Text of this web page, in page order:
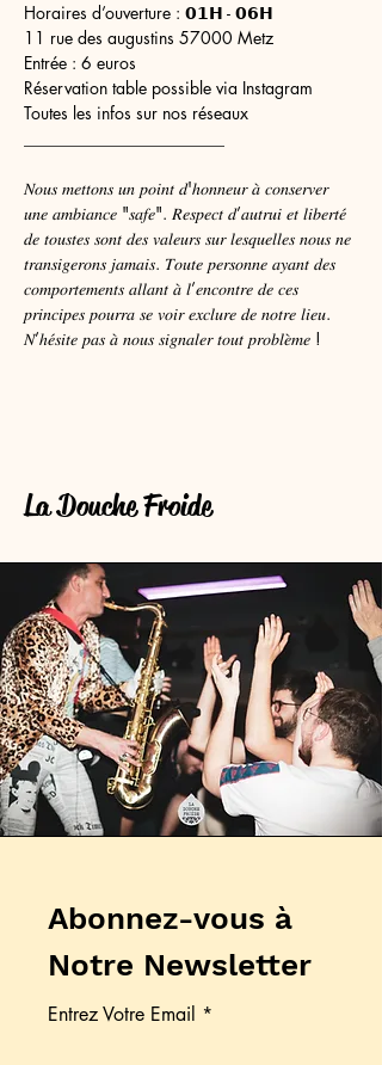
Horaires d’ouverture : 𝟬𝟭𝗛 - 𝟬𝟲𝗛
11 rue des augustins 57000 Metz
Entrée : 6 euros
Réservation table possible via Instagram
Toutes les infos sur nos réseaux
𝑁𝑜𝑢𝑠 𝑚𝑒𝑡𝑡𝑜𝑛𝑠 𝑢𝑛 𝑝𝑜𝑖𝑛𝑡 𝑑'ℎ𝑜𝑛𝑛𝑒𝑢𝑟 𝑎̀ 𝑐𝑜𝑛𝑠𝑒𝑟𝑣𝑒𝑟
𝑢𝑛𝑒 𝑎𝑚𝑏𝑖𝑎𝑛𝑐𝑒 "𝑠𝑎𝑓𝑒". 𝑅𝑒𝑠𝑝𝑒𝑐𝑡 𝑑’𝑎𝑢𝑡𝑟𝑢𝑖 𝑒𝑡 𝑙𝑖𝑏𝑒𝑟𝑡𝑒́
𝑑𝑒 𝑡𝑜𝑢𝑠𝑡𝑒𝑠 𝑠𝑜𝑛𝑡 𝑑𝑒𝑠 𝑣𝑎𝑙𝑒𝑢𝑟𝑠 𝑠𝑢𝑟 𝑙𝑒𝑠𝑞𝑢𝑒𝑙𝑙𝑒𝑠 𝑛𝑜𝑢𝑠 𝑛𝑒
𝑡𝑟𝑎𝑛𝑠𝑖𝑔𝑒𝑟𝑜𝑛𝑠 𝑗𝑎𝑚𝑎𝑖𝑠. 𝑇𝑜𝑢𝑡𝑒 𝑝𝑒𝑟𝑠𝑜𝑛𝑛𝑒 𝑎𝑦𝑎𝑛𝑡 𝑑𝑒𝑠
𝑐𝑜𝑚𝑝𝑜𝑟𝑡𝑒𝑚𝑒𝑛𝑡𝑠 𝑎𝑙𝑙𝑎𝑛𝑡 𝑎̀ 𝑙’𝑒𝑛𝑐𝑜𝑛𝑡𝑟𝑒 𝑑𝑒 𝑐𝑒𝑠
𝑝𝑟𝑖𝑛𝑐𝑖𝑝𝑒𝑠 𝑝𝑜𝑢𝑟𝑟𝑎 𝑠𝑒 𝑣𝑜𝑖𝑟 𝑒𝑥𝑐𝑙𝑢𝑟𝑒 𝑑𝑒 𝑛𝑜𝑡𝑟𝑒 𝑙𝑖𝑒𝑢.
𝑁’ℎ𝑒́𝑠𝑖𝑡𝑒 𝑝𝑎𝑠 𝑎̀ 𝑛𝑜𝑢𝑠 𝑠𝑖𝑔𝑛𝑎𝑙𝑒𝑟 𝑡𝑜𝑢𝑡 𝑝𝑟𝑜𝑏𝑙𝑒̀𝑚𝑒 !
La Douche Froide
Abonnez-vous à
Notre Newsletter
Entrez Votre Email